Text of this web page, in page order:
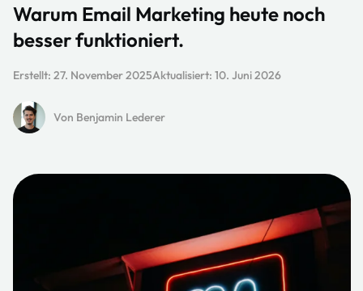
Warum Email Marketing heute noch
besser funktioniert.
Erstellt: 27. November 2025Aktualisiert: 10. Juni 2026
Von Benjamin Lederer